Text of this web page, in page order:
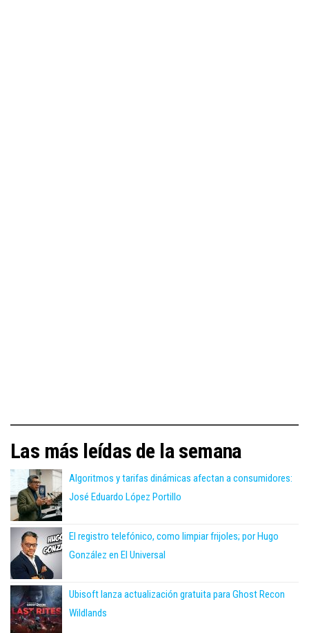
Las más leídas de la semana
Algoritmos y tarifas dinámicas afectan a consumidores:
José Eduardo López Portillo
El registro telefónico, como limpiar frijoles; por Hugo
González en El Universal
Ubisoft lanza actualización gratuita para Ghost Recon
Wildlands